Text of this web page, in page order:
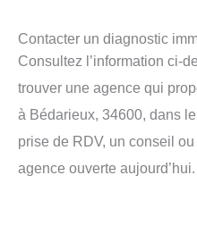
Contacter un diagnostic
Consultez l’information ci-
trouver une agence qui
à Bédarieux, 34600, dans
prise de RDV, un conseil
agence ouverte aujourd’hui.